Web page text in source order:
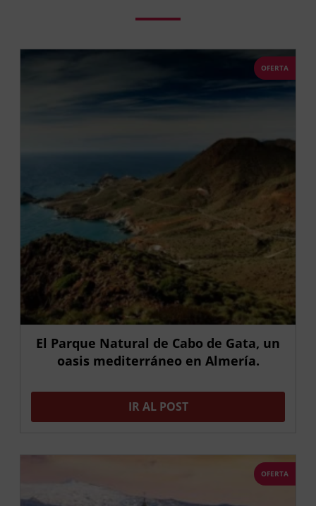
OFERTA
El Parque Natural de Cabo de Gata, un
oasis mediterráneo en Almería.
IR AL POST
OFERTA